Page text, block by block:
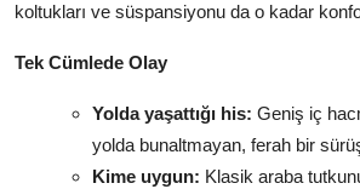
koltukları ve süspansiyonu da o kadar
Tek Cümlede Olay
Yolda yaşattığı his: Geniş iç
yolda bunaltmayan, ferah bir
Kime uygun: Klasik araba